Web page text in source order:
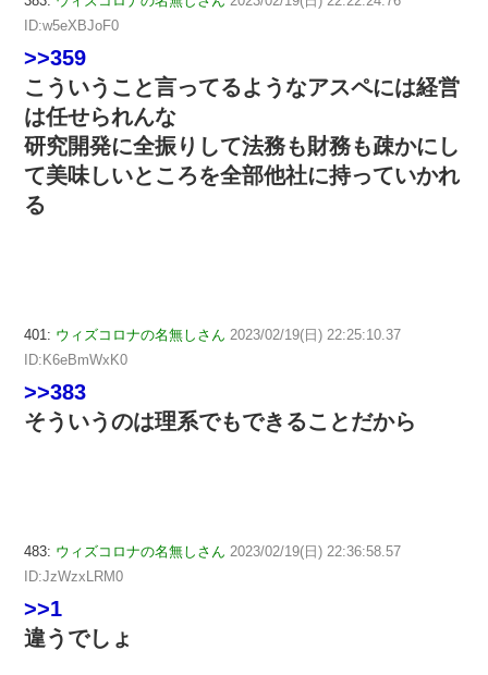
ID:w5eXBJoF0
>>359
こういうこと言ってるようなアスペには経営
は任せられんな
研究開発に全振りして法務も財務も疎かにし
て美味しいところを全部他社に持っていかれ
る
401: ウィズコロナの名無しさん 2023/02/19(日) 22:25:10.37
ID:K6eBmWxK0
>>383
そういうのは理系でもできることだから
483: ウィズコロナの名無しさん 2023/02/19(日) 22:36:58.57
ID:JzWzxLRM0
>>1
違うでしょ